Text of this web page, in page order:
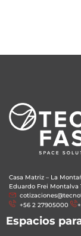
Casa Matriz – La
Eduardo Frei Montalva
+56 2 27905000
Espacios